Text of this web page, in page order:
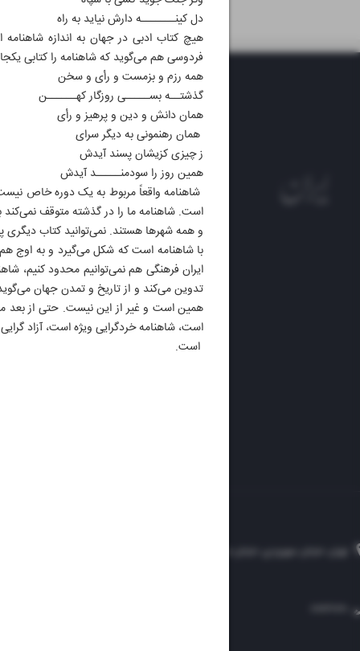
دل کینـــــــه دارش نیاید به راه
هیچ کتاب ادبی در جهان به اندازه
فردوسی هم می‌گوید که شاهنامه را کتابی
همه رزم و بزمست و رأی و سخن
گذشتــه بســـــی روزگار کهــــــن
همان دانش و دین و پرهیز و رأی
همان رهنمونی به دیگر سرای
ز چیزی کزیشان پسند آیدش
همین روز را سودمنـــــد آیدش
است. شاهنامه ما را در گذشته متوقف نمی‌کند
و همه شهرها هستند. نمی‌توانید کتاب دیگری
با شاهنامه است که شکل می‌گیرد و به اوج هم
ایران فرهنگی هم نمی‌توانیم محدود کنیم،
تدوین می‌کند و از تاریخ و تمدن جهان
همین است و غیر از این نیست. حتی از بعد
است، شاهنامه خردگرایی ویژه است، آزاد
است.
الوفاق
تهران، خیابان سهروردی، خیابان خرمشهر، نرسیده به مصلی، موسسه فرهنگی-مطبوعاتی ایران